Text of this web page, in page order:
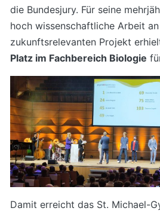
die Bundesjury. Für seine
hoch wissenschaftliche Arbeit
zukunftsrelevanten Projekt
Platz im Fachbereich Biologie
Damit erreicht das St. Michael-